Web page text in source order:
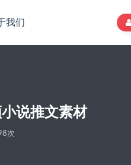
我们
说推文素材
次